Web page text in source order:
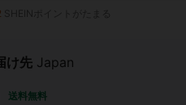
け先 Japan
送料無料